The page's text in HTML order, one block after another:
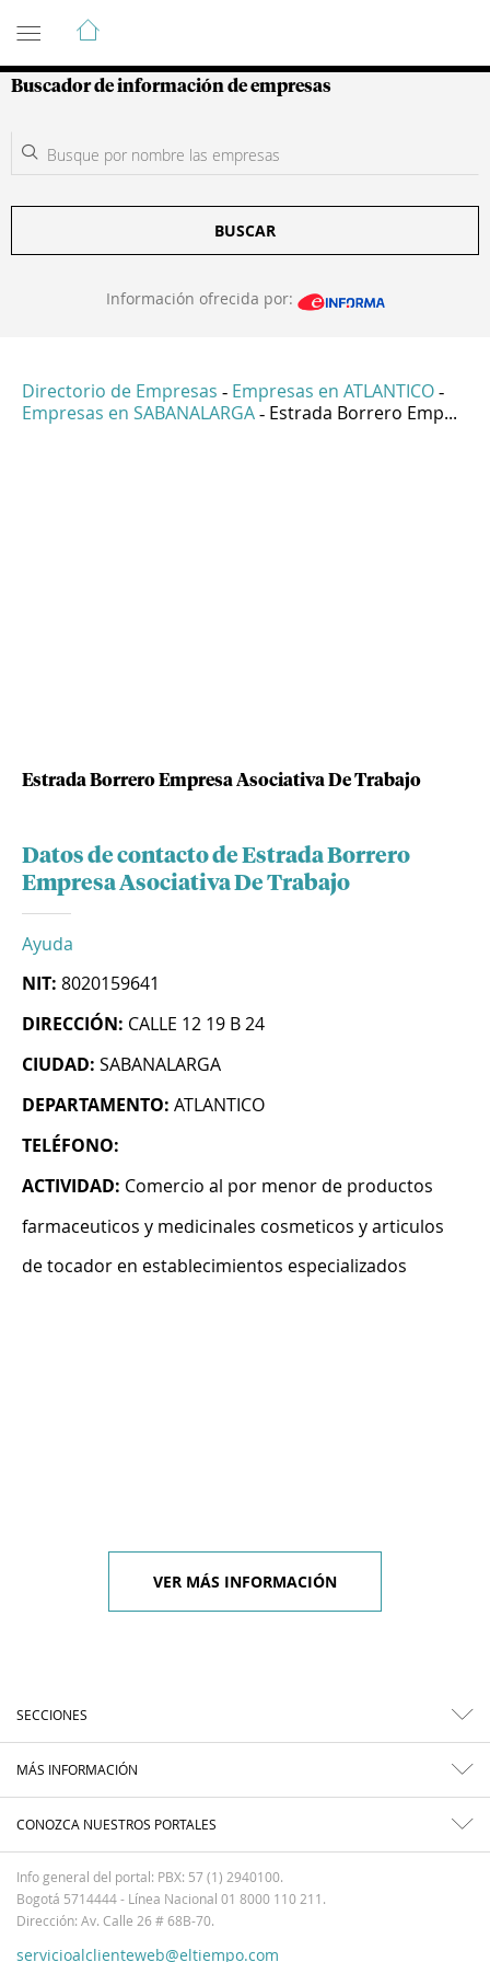
Guía de Empresas Colombianas
Buscador de información de empresas
BUSCAR
Información ofrecida por:
Directorio de Empresas - Empresas en ATLANTICO -
Empresas en SABANALARGA - Estrada Borrero Emp...
Estrada Borrero Empresa Asociativa De Trabajo
Datos de contacto de Estrada Borrero
Empresa Asociativa De Trabajo
Ayuda
NIT: 8020159641
DIRECCIÓN: CALLE 12 19 B 24
CIUDAD: SABANALARGA
DEPARTAMENTO: ATLANTICO
TELÉFONO:
ACTIVIDAD: Comercio al por menor de productos
farmaceuticos y medicinales cosmeticos y articulos
de tocador en establecimientos especializados
VER MÁS INFORMACIÓN
SECCIONES
MÁS INFORMACIÓN
CONOZCA NUESTROS PORTALES
Info general del portal: PBX: 57 (1) 2940100.
Bogotá 5714444 - Línea Nacional 01 8000 110 211.
Dirección: Av. Calle 26 # 68B-70.
servicioalclienteweb@eltiempo.com